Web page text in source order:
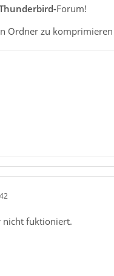
Forum!
Ordner zu
nicht fuktioniert.